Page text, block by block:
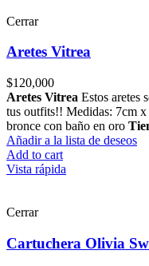
Cerrar
Aretes Vitrea
$120,000
Aretes Vitrea Estos aretes
tus outfits!! Medidas: 7cm
bronce con baño en oro
Añadir a la lista de deseos
Add to cart
Vista rápida
Cerrar
Cartuchera Olivia